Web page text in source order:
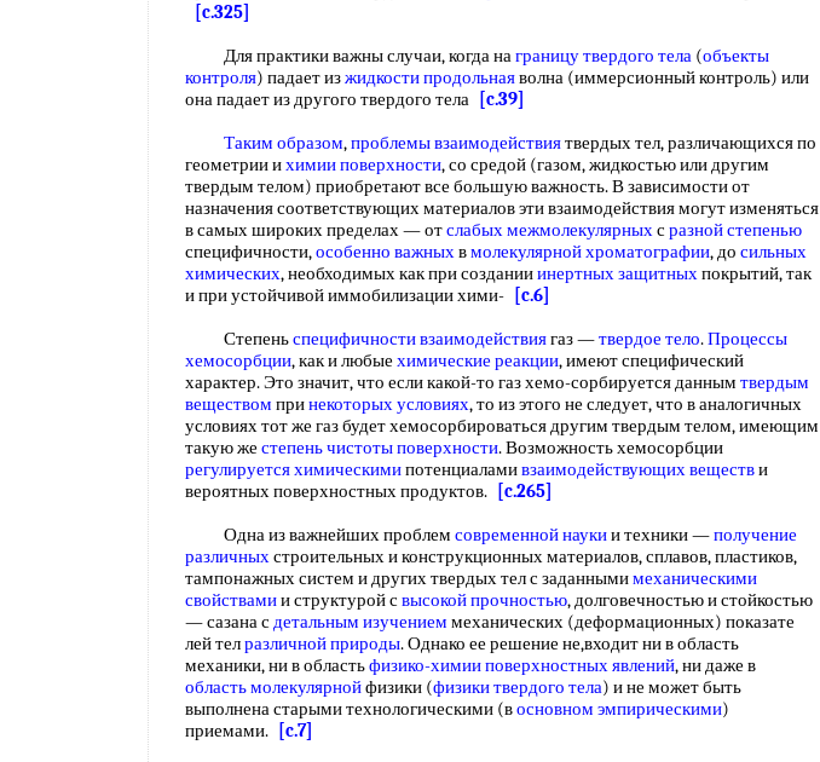
[c.325]
Для практики важны случаи, когда награницу твердого тела (объекты
контроля) падает изжидкости продольнаяволна (иммерсионный контроль) или
она падает из другого твердого тела
[c.39]
Таким образом,проблемы взаимодействиятвердых тел, различающихся по
геометрии ихимии поверхности, со средой (газом, жидкостью или другим
твердым телом) приобретают все большую важность. В зависимости от
назначения соответствующих материалов эти взаимодействия могут изменяться
в самых широких пределах — отслабых межмолекулярныхсразной степенью
специфичности,особенно важныхвмолекулярной хроматографии, до сильных
химических, необходимых как при созданииинертных защитныхпокрытий, так
и при устойчивой иммобилизации хими-
[c.6]
Степеньспецифичности взаимодействиягаз —твердое тело.Процессы
хемосорбции, как и любые химические реакции, имеют специфический
характер. Это значит, что если какой-то газ хемо-сорбируется данным твердым
веществом принекоторых условиях, то из этого не следует, что в аналогичных
условиях тот же газ будет хемосорбироваться другим твердым телом, имеющим
такую же степень чистоты поверхности. Возможность хемосорбции
регулируется химическимипотенциаламивзаимодействующих веществи
вероятных поверхностных продуктов.
[c.265]
Одна из важнейших проблем современной наукии техники —получение
различныхстроительных и конструкционных материалов, сплавов, пластиков,
тампонажных систем и других твердых тел с заданнымимеханическими
свойствамии структурой свысокой прочностью, долговечностью и стойкостью
— сазана сдетальным изучением механических (деформационных) показате
лей телразличной природы. Однако ее решение не,входит ни в область
механики, ни в областьфизико-химии поверхностных явлений, ни даже в
область молекулярнойфизики (физики твердого тела) и не может быть
выполнена старыми технологическими (восновном эмпирическими)
приемами.
[c.7]